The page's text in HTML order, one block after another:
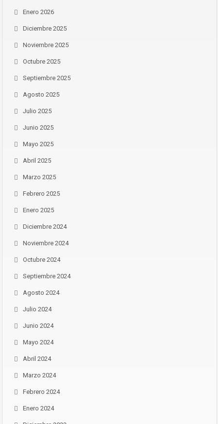
Enero 2026
Diciembre 2025
Noviembre 2025
Octubre 2025
Septiembre 2025
Agosto 2025
Julio 2025
Junio 2025
Mayo 2025
Abril 2025
Marzo 2025
Febrero 2025
Enero 2025
Diciembre 2024
Noviembre 2024
Octubre 2024
Septiembre 2024
Agosto 2024
Julio 2024
Junio 2024
Mayo 2024
Abril 2024
Marzo 2024
Febrero 2024
Enero 2024